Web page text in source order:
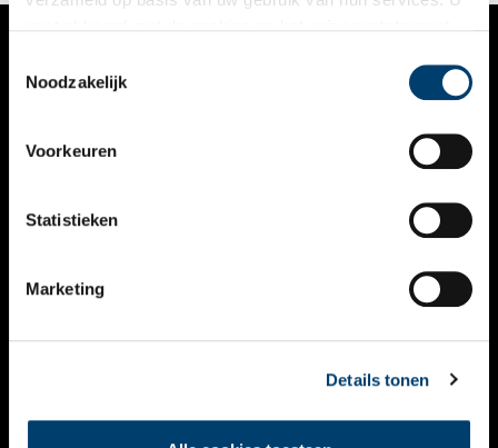
Noodzakelijk
Voorkeuren
Statistieken
Marketing
Details tonen
VERHALEN
KALENDER
THEMA’S
VIDEO’S
CONTACT